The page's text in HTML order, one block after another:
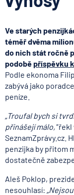
Ve starých
téměř dvěma
do nich stát ročně
podoběpříspěvku
Podle ekonoma
zabývá jako
peníze.
„Troufal bych si
přinášejí málo,"řekl
SeznamZprávy.cz.
penzijka by přitom
dostatečně
Aleš Poklop,
nesouhlasí: